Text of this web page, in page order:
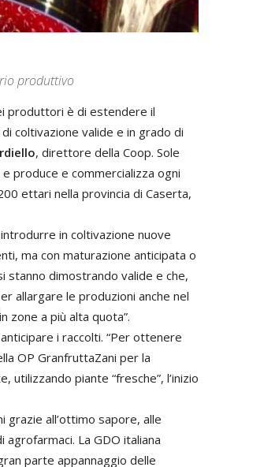
produttivo
produttori è di estendere il
coltivazione valide e in grado di
, direttore della Coop. Sole
produce e commercializza ogni
ettari nella provincia di Caserta,
in coltivazione nuove
ma con maturazione anticipata o
stanno dimostrando valide e che,
allargare le produzioni anche nel
zone a più alta quota”.
i raccolti. “Per ottenere
OP GranfruttaZani per la
utilizzando piante “fresche”, l’inizio
all’ottimo sapore, alle
La GDO italiana
parte appannaggio delle